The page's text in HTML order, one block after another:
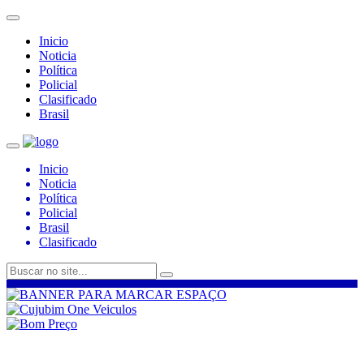
Inicio
Noticia
Política
Policial
Clasificado
Brasil
Inicio
Noticia
Política
Policial
Brasil
Clasificado